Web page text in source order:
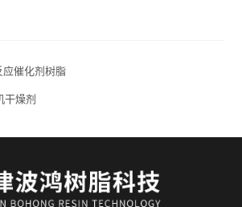
应催化剂树脂
干燥剂